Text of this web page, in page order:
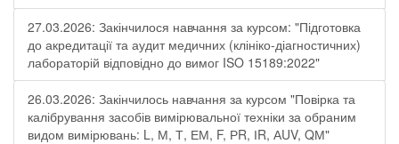
27.03.2026: Закінчилося навчання за курсом: "Підготовка
до акредитації та аудит медичних (клініко-діагностичних)
лабораторій відповідно до вимог ISO 15189:2022"
26.03.2026: Закінчилось навчання за курсом "Повірка та
калібрування засобів вимірювальної техніки за обраним
видом вимірювань: L, М, Т, ЕМ, F, РR, ІR, АUV, QМ"